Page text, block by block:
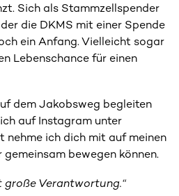
Sich als Stammzellspender
die DKMS mit einer Spende
ein Anfang. Vielleicht sogar
Lebenschance für einen
dem Jakobsweg begleiten
auf Instagram unter
nehme ich dich mit auf meinen
bewegen können.
Verantwortung.“